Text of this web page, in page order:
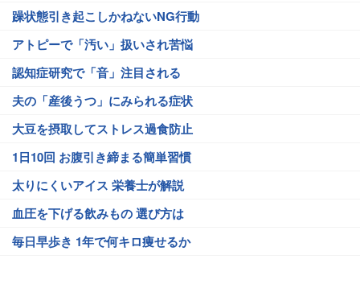
躁状態引き起こしかねないNG行動
アトピーで「汚い」扱いされ苦悩
認知症研究で「音」注目される
夫の「産後うつ」にみられる症状
大豆を摂取してストレス過食防止
1日10回 お腹引き締まる簡単習慣
太りにくいアイス 栄養士が解説
血圧を下げる飲みもの 選び方は
毎日早歩き 1年で何キロ痩せるか